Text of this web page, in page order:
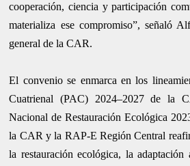
cooperación, ciencia y participación
materializa ese compromiso”, señaló
general de la CAR.
El convenio se enmarca en los
Cuatrienal (PAC) 2024–2027 de la
Nacional de Restauración Ecológica
la CAR y la RAP-E Región Central
la restauración ecológica, la